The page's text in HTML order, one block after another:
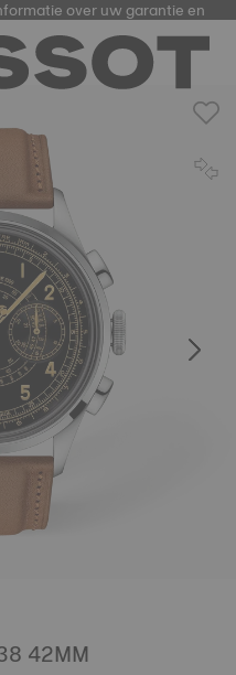
over uw garantie en
42MM